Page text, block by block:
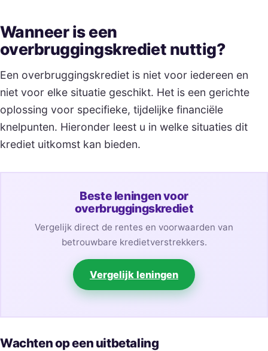
Wanneer is een
overbruggingskrediet nuttig?
Een overbruggingskrediet is niet voor iedereen en
niet voor elke situatie geschikt. Het is een gerichte
oplossing voor specifieke, tijdelijke financiële
knelpunten. Hieronder leest u in welke situaties dit
krediet uitkomst kan bieden.
Beste leningen voor
overbruggingskrediet
Vergelijk direct de rentes en voorwaarden van
betrouwbare kredietverstrekkers.
Vergelijk leningen
Wachten op een uitbetaling